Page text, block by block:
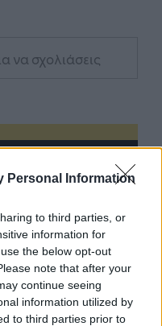
Personal Information
to third parties, or
information for
the below opt-out
note that after your
continue seeing
information utilized by
to third parties prior to
να σχολιάσεις